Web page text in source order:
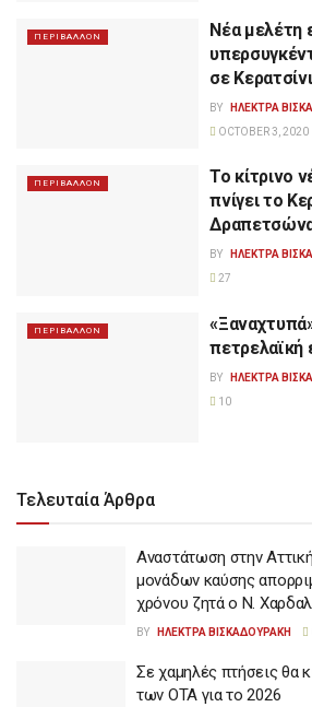
ΠΕΡΙΒΑΛΛΟΝ
Νέα μελέτη
σε
BY
ΗΛΕΚΤΡΑ
OCTOBER 3, 2020
ΠΕΡΙΒΑΛΛΟΝ
Το κίτρινο
πνίγει το
BY ΗΛΕΚΤΡΑ
27
ΠΕΡΙΒΑΛΛΟΝ
πετρελαϊκή
BY ΗΛΕΚΤΡΑ
10
Τελευταία Άρθρα
Αναστάτωση στην
μονάδων καύσης
χρόνου ζητά ο Ν.
BY ΗΛΕΚΤΡΑ ΒΙΣΚΑΔΟΥΡΑΚΗ
Σε χαμηλές πτήσεις θα
των ΟΤΑ για το 2026